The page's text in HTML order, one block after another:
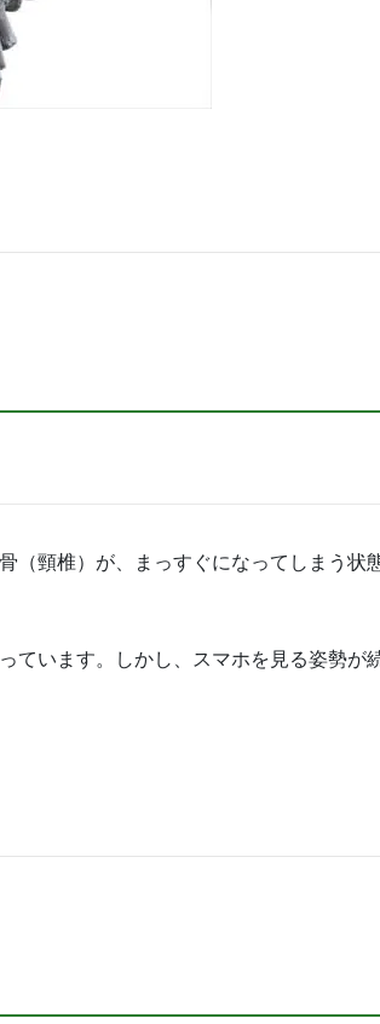
頸椎）が、まっすぐになってしまう状
ています。しかし、スマホを見る姿勢が